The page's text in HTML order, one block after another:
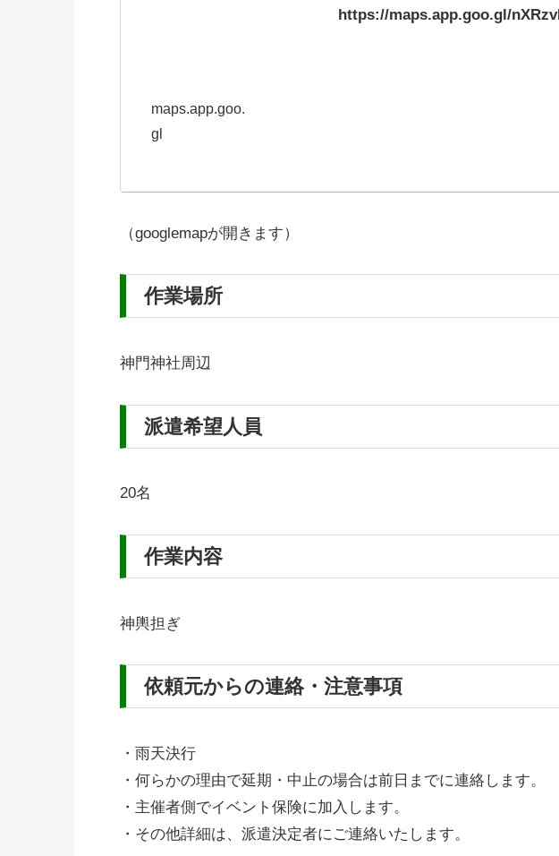
https://maps.app.goo.gl/
maps.app.goo.
gl
（googlemapが開きます）
作業場所
神門神社周辺
派遣希望人員
20名
作業内容
神輿担ぎ
依頼元からの連絡・注意事項
・雨天決行
・何らかの理由で延期・中止の場合は前日までに連絡します。
・主催者側でイベント保険に加入します。
・その他詳細は、派遣決定者にご連絡いたします。